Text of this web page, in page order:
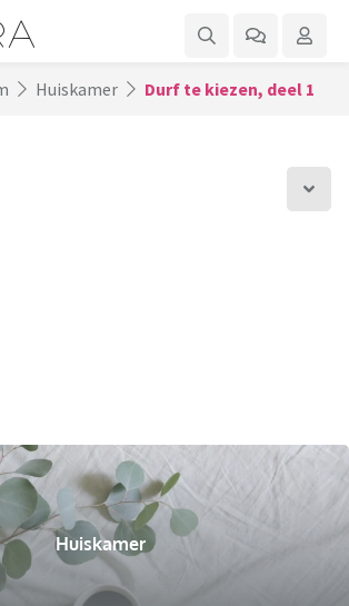
Huiskamer Durf te kiezen, deel 1
Huiskamer